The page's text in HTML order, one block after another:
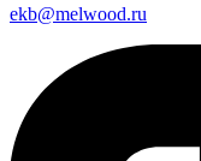
ekb@melwood.ru